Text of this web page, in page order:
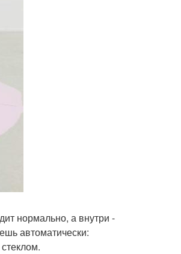
нормально, а внутри -
автоматически: